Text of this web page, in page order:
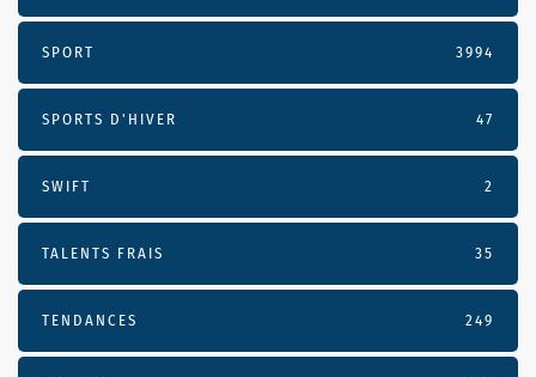
SPORT 3994
SPORTS D'HIVER 47
SWIFT 2
TALENTS FRAIS 35
TENDANCES 249